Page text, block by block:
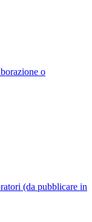
o
(da pubblicare in